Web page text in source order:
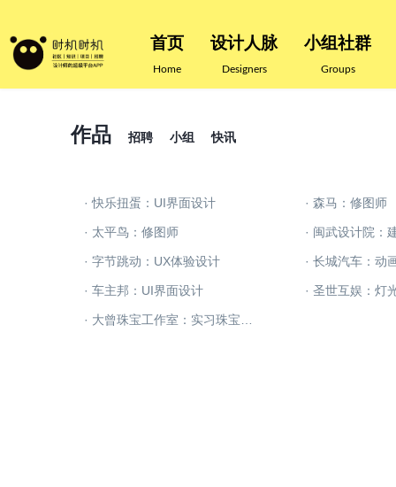
首页
Home
设计人脉
Designers
小组社群
Groups
作品 招聘 小组 快讯
· 快乐扭蛋：UI界面设计 · 森马：修图师
· 太平鸟：修图师 · 闽武设计院：
· 字节跳动：UX体验设计 · 长城汽车：动
· 车主邦：UI界面设计 · 圣世互娱：灯